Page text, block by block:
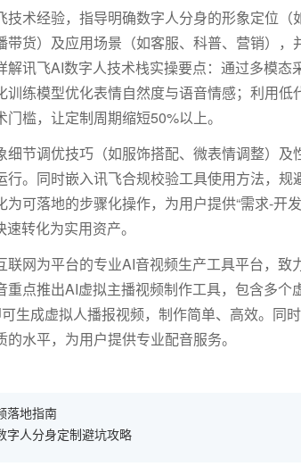
术经验，指导明确数字人分身的形象定位（
带货）及应用场景（如客服、科普、营销），
解讯飞AI数字人技术栈实操要点：通过多模态
训练模型优化表情自然度与语音情感；利用低
槛，让定制周期缩短50%以上。
节调优技巧（如服饰搭配、微表情调整）及
行。同时嵌入讯飞合规校验工具使用方法，规
为可落地的步骤化操作，为用户提供“需求-开
转化为实用资产。
网为平台的专业AI音视频生产工具平台，致
点推出AI虚拟主播视频制作工具，包含多个
生成虚拟人播报视频，制作简单、高效。同
水平，为用户提供专业配音服务。
落地指南
字人分身定制避坑攻略